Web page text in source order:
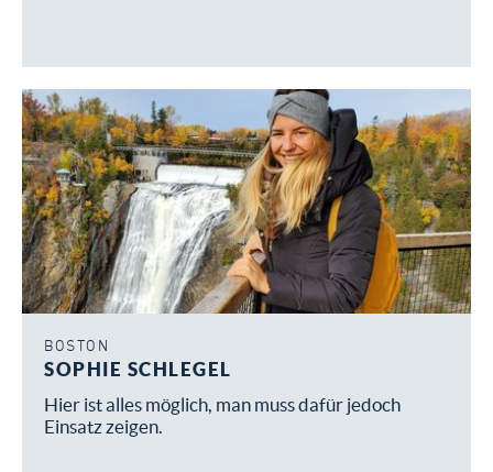
BOSTON
SOPHIE SCHLEGEL
Hier ist alles möglich, man muss dafür jedoch
Einsatz zeigen.